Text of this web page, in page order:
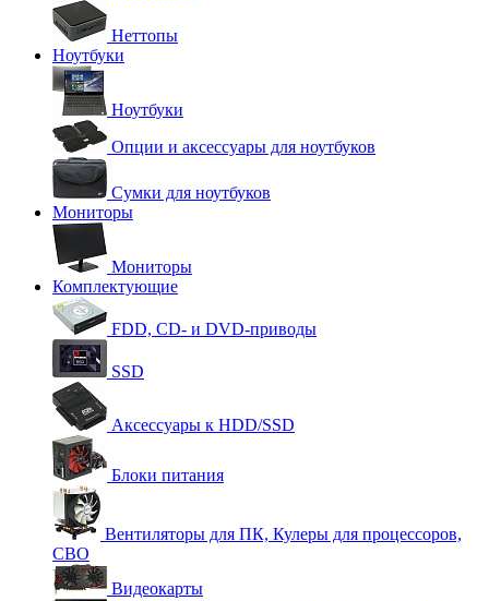
Неттопы
Ноутбуки
Ноутбуки
Опции и аксессуары для ноутбуков
Сумки для ноутбуков
Мониторы
Мониторы
Комплектующие
FDD, CD- и DVD-приводы
SSD
Аксессуары к HDD/SSD
Блоки питания
Вентиляторы для ПК, Кулеры для процессоров,
СВО
Видеокарты